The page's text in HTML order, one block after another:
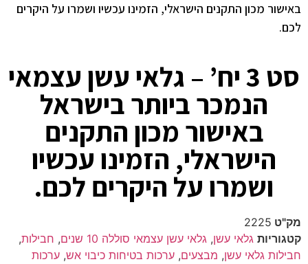
באישור מכון התקנים הישראלי, הזמינו עכשיו ושמרו על היקרים
לכם.
סט 3 יח’ – גלאי עשן עצמאי
הנמכר ביותר בישראל
באישור מכון התקנים
הישראלי, הזמינו עכשיו
ושמרו על היקרים לכם.
מק"ט 2225
קטגוריות גלאי עשן, גלאי עשן עצמאי סוללה 10 שנים , חבילות,
חבילות גלאי עשן, מבצעים, ערכות בטיחות כיבוי אש, ערכות